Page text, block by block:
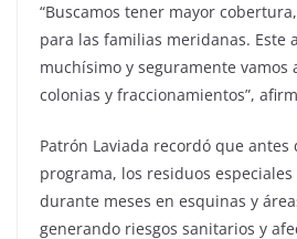
“Buscamos tener mayor
para las familias meridanas. Este
muchísimo y seguramente vamos
colonias y fraccionamientos”,
Patrón Laviada recordó que antes
programa, los residuos
durante meses en esquinas y
generando riesgos sanitarios y